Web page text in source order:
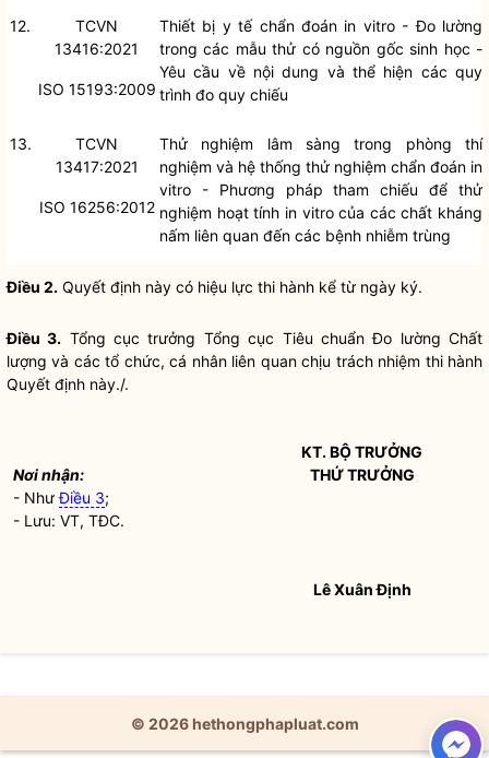
12.
TCVN
13416:2021
ISO 15193:2009
Thiết bị y tế chẩn đoán in vitro - Đo lường
trong các mẫu thử có nguồn gốc sinh học -
Yêu cầu về nội dung và thể hiện các quy
trình đo quy chiếu
13.
TCVN
13417:2021
ISO 16256:2012
Thử nghiệm lâm sàng trong phòng thí
nghiệm và hệ thống thử nghiệm chẩn đoán in
vitro - Phương pháp tham chiếu để thử
nghiệm hoạt tính in vitro của các chất kháng
nấm liên quan đến các bệnh nhiễm trùng
Điều 2. Quyết định này có hiệu lực thi hành kể từ ngày ký.
Điều 3. Tổng cục trưởng Tổng cục Tiêu chuẩnĐo lường Chất
lượng và các tổ chức, cá nhân liên quan chịu trách nhiệm thi hành
Quyết định này./.
Nơi nhận:
- NhưĐiều 3;
- Lưu: VT, TĐC.
KT.BỘ TRƯỞNG
THỨ TRƯỞNG
Lê Xuân Định
© 2026 hethongphapluat.com